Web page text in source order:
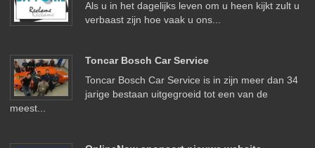
Als u in het dagelijks leven om u heen kijkt zult u
verbaast zijn hoe vaak u ons...
Toncar Bosch Car Service
Toncar Bosch Car Service is in zijn meer dan 34
jarige bestaan uitgegroeid tot een van de
meest...